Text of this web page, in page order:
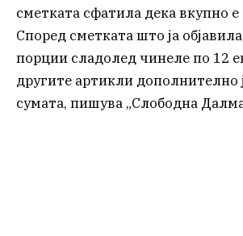
сметката сфатила дека вкупно е
Според сметката што ја
порции сладолед чинеле по 12
другите артикли дополнително
сумата, пишува „Слободна